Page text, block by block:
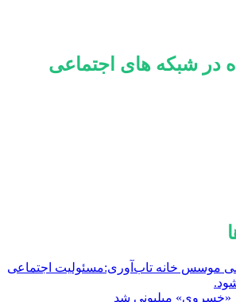
در شبکه های اجتماعی
موسس خانه تاب‌آوری:مسئولیت اجتماعی
«خسروی» میلیونی شد